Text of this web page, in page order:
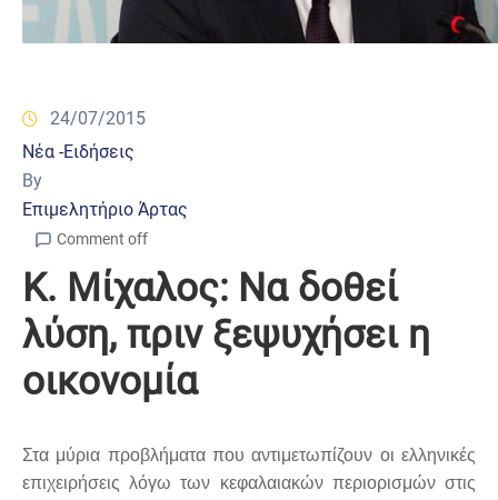
24/07/2015
Νέα -Ειδήσεις
By
Επιμελητήριο Άρτας
Comment off
Κ. Μίχαλος: Να δοθεί
λύση, πριν ξεψυχήσει η
οικονομία
Στα μύρια προβλήματα που αντιμετωπίζουν οι ελληνικές
επιχειρήσεις λόγω των κεφαλαιακών περιορισμών στις